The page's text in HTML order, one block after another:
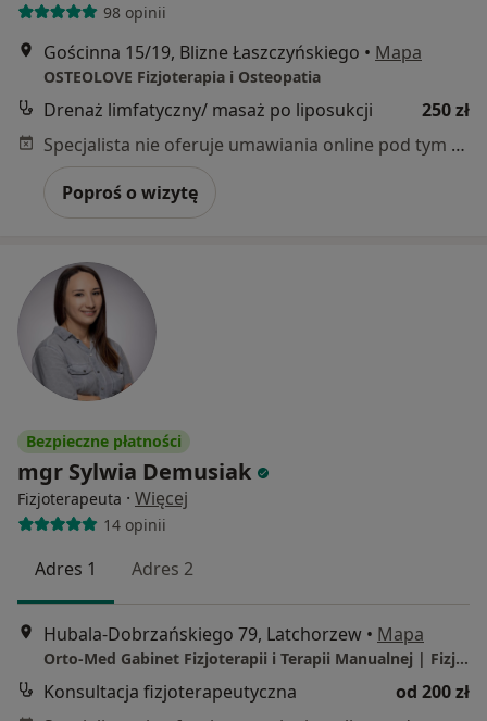
98 opinii
Gościnna 15/19, Blizne Łaszczyńskiego • Mapa
OSTEOLOVE Fizjoterapia i Osteopatia
Drenaż limfatyczny/ masaż po liposukcji
250 zł
Specjalista nie oferuje umawiania online pod tym adresem.
Poproś o wizytę
Bezpieczne płatności
mgr Sylwia Demusiak
Fizjoterapeuta · Więcej
14 opinii
Adres 1 Adres 2
Hubala-Dobrzańskiego 79, Latchorzew • Mapa
Orto-Med Gabinet Fizjoterapii i Terapii Manualnej | Fizjoterapia Dzieci i Noworodków | Fizjoterapia Dorosłych| Leczenie bólu | Osteopatia |
Konsultacja fizjoterapeutyczna
od 200 zł